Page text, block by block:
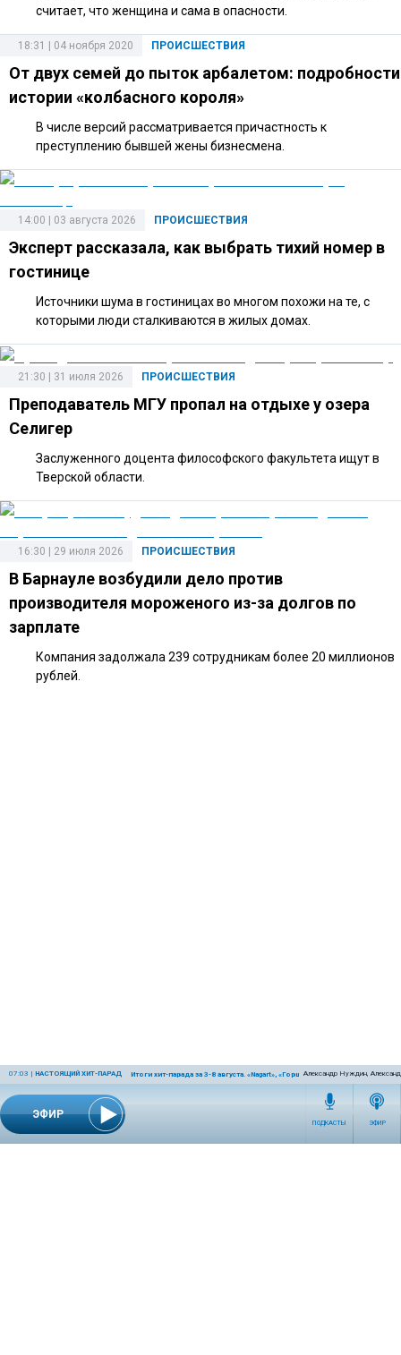
ЭФИР
07:03 | НАСТОЯЩИЙ ХИТ-ПАРАД Итоги хит-парада за 3-8 августа. «Nagart», «Горшенёв» и «Крематорий»
Александр Нуждин,
ПОДКАСТЫ ЭФИР
считает, что женщина и сама в опасности.
ПРОИСШЕСТВИЯ
18:31 | 04 ноября 2020
От двух семей до пыток арбалетом: подробности
истории «колбасного короля»
В числе версий рассматривается причастность к
преступлению бывшей жены бизнесмена.
ПРОИСШЕСТВИЯ
14:00 | 03 августа 2026
Эксперт рассказала, как выбрать тихий номер в
гостинице
Источники шума в гостиницах во многом похожи на те, с
которыми люди сталкиваются в жилых домах.
ПРОИСШЕСТВИЯ
21:30 | 31 июля 2026
Преподаватель МГУ пропал на отдыхе у озера
Селигер
Заслуженного доцента философского факультета ищут в
Тверской области.
ПРОИСШЕСТВИЯ
16:30 | 29 июля 2026
В Барнауле возбудили дело против
производителя мороженого из-за долгов по
зарплате
Компания задолжала 239 сотрудникам более 20 миллионов
рублей.